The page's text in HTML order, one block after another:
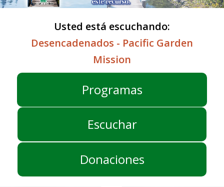
Usted está escuchando:
Desencadenados - Pacific Garden
Mission
Programas
Escuchar
Donaciones